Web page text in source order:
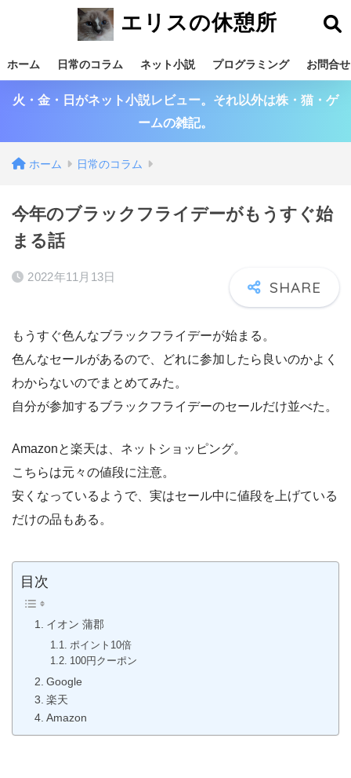
エリスの休憩所
ホーム 日常のコラム ネット小説 プログラミング お問合せ
火・金・日がネット小説レビュー。それ以外は株・猫・ゲ
ームの雑記。
ホーム 日常のコラム
今年のブラックフライデーがもうすぐ始
まる話
2022年11月13日
もうすぐ色んなブラックフライデーが始まる。
色んなセールがあるので、どれに参加したら良いのかよく
わからないのでまとめてみた。
自分が参加するブラックフライデーのセールだけ並べた。
Amazonと楽天は、ネットショッピング。
こちらは元々の値段に注意。
安くなっているようで、実はセール中に値段を上げている
だけの品もある。
目次
イオン 蒲郡
ポイント10倍
100円クーポン
Google
楽天
Amazon